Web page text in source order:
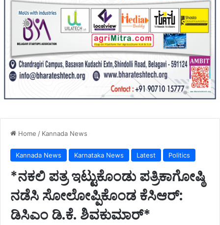
Home / Kannada News
Kannada News Karnataka News Latest Politics
*ನಕಲಿ ಪತ್ರ ಇಟ್ಟುಕೊಂಡು ಪತ್ರಿಕಾಗೋಷ್ಠಿ
ನಡೆಸಿ ಸೋಲೋಪ್ಪಿಕೊಂಡ ಕೆಸಿಆರ್:
ಡಿಸಿಎಂ ಡಿ.ಕೆ. ಶಿವಕುಮಾರ್*